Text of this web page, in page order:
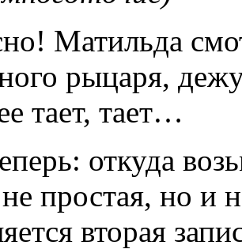
Матильда
рыцаря,
тает, тает…
откуда
не простая, но и
вторая